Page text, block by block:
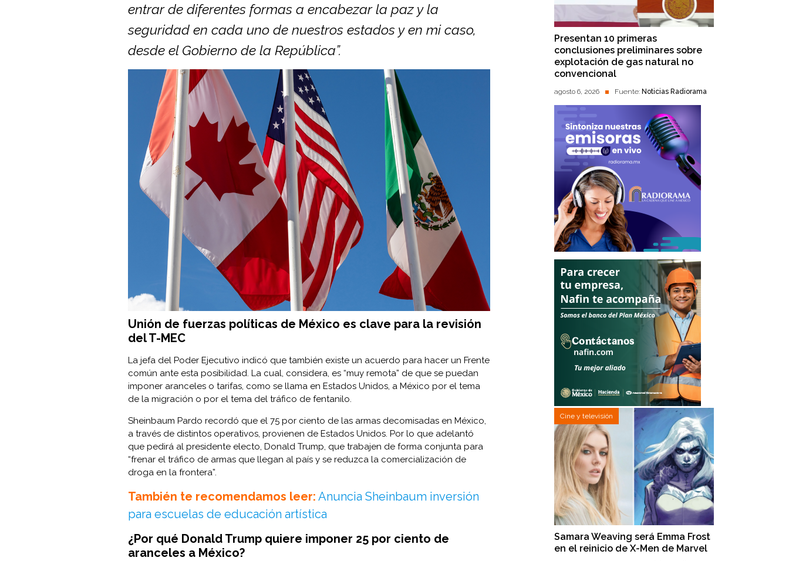
entrar de diferentes formas a encabezar la paz y la
seguridad en cada uno de nuestros estados y en mi caso,
desde el Gobierno de la República”.
Unión de fuerzas políticas de México es clave para la revisión
del T-MEC
La jefa del Poder Ejecutivo indicó que también existe un acuerdo para hacer un Frente
común ante esta posibilidad. La cual, considera, es “muy remota” de que se puedan
imponer aranceles o tarifas, como se llama en Estados Unidos, a México por el tema
de la migración o por el tema del tráfico de fentanilo.
Sheinbaum Pardo recordó que el 75 por ciento de las armas decomisadas en México,
a través de distintos operativos, provienen de Estados Unidos. Por lo que adelantó
que pedirá al presidente electo, Donald Trump, que trabajen de forma conjunta para
“frenar el tráfico de armas que llegan al país y se reduzca la comercialización de
droga en la frontera”.
También te recomendamos leer: Anuncia Sheinbaum inversión
para escuelas de educación artística
¿Por qué Donald Trump quiere imponer 25 por ciento de
aranceles a México?
Presentan 10 primeras
conclusiones preliminares sobre
explotación de gas natural no
convencional
agosto 6, 2026 Fuente: Noticias Radiorama
Cine y televisión
Samara Weaving será Emma Frost
en el reinicio de X-Men de Marvel